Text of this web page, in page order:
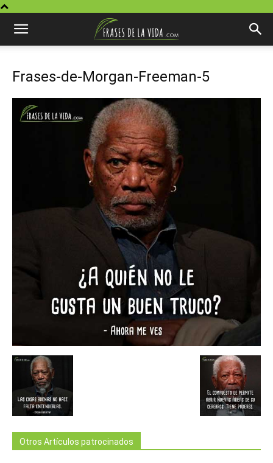
Frases-de-Morgan-Freeman-5
Otros Artículos patrocinados